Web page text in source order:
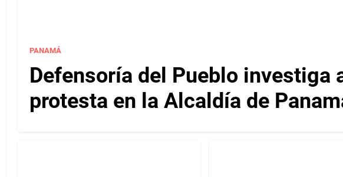
PANAMÁ
Defensoría del Pueblo investiga
protesta en la Alcaldía de